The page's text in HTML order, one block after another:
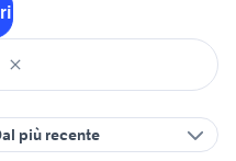
più recente